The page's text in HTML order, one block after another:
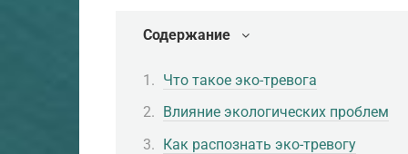
Содержание
Что такое эко-тревога
Влияние экологических проблем
Как распознать эко-тревогу